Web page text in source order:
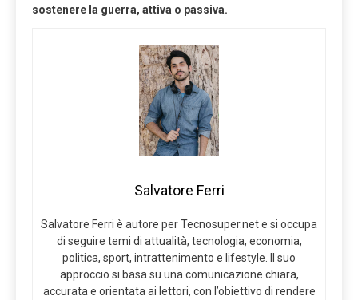
sostenere la guerra, attiva o passiva.
Salvatore Ferri
Salvatore Ferri è autore per Tecnosuper.net e si occupa
di seguire temi di attualità, tecnologia, economia,
politica, sport, intrattenimento e lifestyle. Il suo
approccio si basa su una comunicazione chiara,
accurata e orientata ai lettori, con l’obiettivo di rendere